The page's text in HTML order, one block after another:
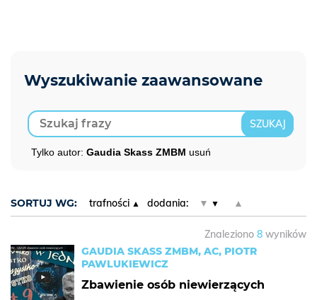
Tylko autor: Gaudia Skass ZMBM usuń
SORTUJ WG: trafności dodania: ▼ ▲
Znaleziono 8 wyników
GAUDIA SKASS ZMBM, AC, PIOTR
PAWLUKIEWICZ
Zbawienie osób niewierzących